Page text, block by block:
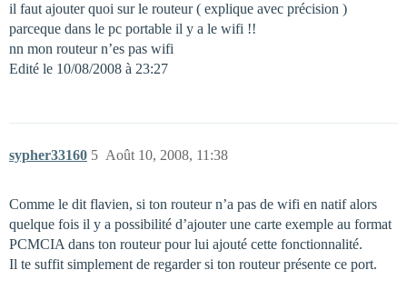
il faut ajouter quoi sur le routeur ( explique avec précision )
parceque dans le pc portable il y a le wifi !!
nn mon routeur n’es pas wifi
Edité le 10/08/2008 à 23:27
sypher33160 Août 10, 2008, 11:38
5
Comme le dit flavien, si ton routeur n’a pas de wifi en natif alors
quelque fois il y a possibilité d’ajouter une carte exemple au format
PCMCIA dans ton routeur pour lui ajouté cette fonctionnalité.
Il te suffit simplement de regarder si ton routeur présente ce port.